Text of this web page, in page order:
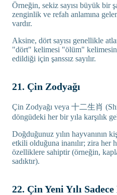
Örneğin, sekiz sayısı büyük bir
zenginlik ve refah anlamına
vardır.
Aksine, dört sayısı genellikle
"dört" kelimesi "ölüm"
edildiği için şanssız sayılır.
21. Çin Zodyağı
Çin Zodyağı veya 十二生肖
döngüdeki her bir yıla karşılık
Doğduğunuz yılın hayvanının
etkili olduğuna inanılır; zira her
özelliklere sahiptir (örneğin,
sadıktır).
22. Çin Yeni Yılı